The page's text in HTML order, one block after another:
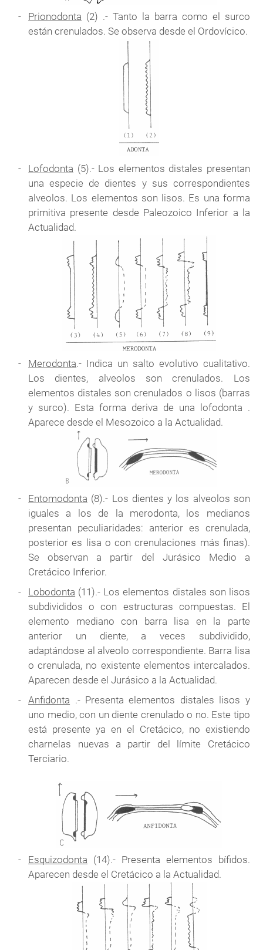
Prionodonta (2) .- Tanto la barra como el surco
están crenulados. Se observa desde el Ordovícico.
Lofodonta (5).- Los elementos distales presentan
una especie de dientes y sus correspondientes
alveolos. Los elementos son lisos. Es una forma
primitiva presente desde Paleozoico Inferior a la
Actualidad.
Merodonta.- Indica un salto evolutivo cualitativo.
Los dientes, alveolos son crenulados. Los
elementos distales son crenulados o lisos (barras
y surco). Esta forma deriva de una lofodonta .
Aparece desde el Mesozoico a la Actualidad.
Entomodonta (8).- Los dientes y los alveolos son
iguales a los de la merodonta, los medianos
presentan peculiaridades: anterior es crenulada,
posterior es lisa o con crenulaciones más finas).
Se observan a partir del Jurásico Medio a
Cretácico Inferior.
Lobodonta (11).- Los elementos distales son lisos
subdivididos o con estructuras compuestas. El
elemento mediano con barra lisa en la parte
anterior un diente, a veces subdividido,
adaptándose al alveolo correspondiente. Barra lisa
o crenulada, no existente elementos intercalados.
Aparecen desde el Jurásico a la Actualidad.
Anfidonta .- Presenta elementos distales lisos y
uno medio, con un diente crenulado o no. Este tipo
está presente ya en el Cretácico, no existiendo
charnelas nuevas a partir del límite Cretácico
Terciario.
Esquizodonta (14).- Presenta elementos bífidos.
Aparecen desde el Cretácico a la Actualidad.